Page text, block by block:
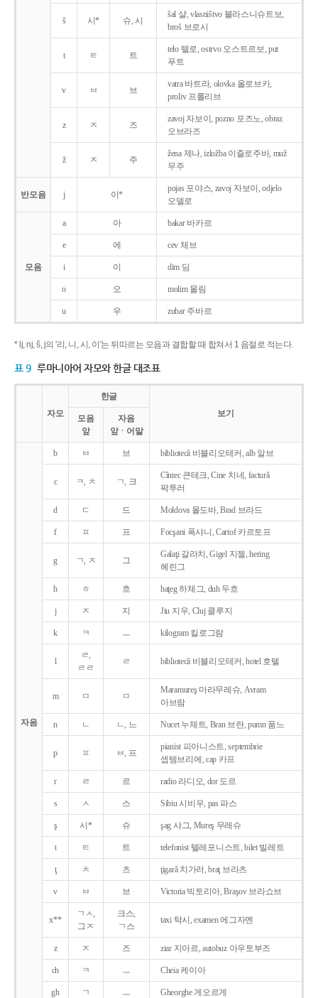
š 시* 슈, 시
šal 샬, vlasništvo 블라스니슈트보,
broš 브로시
t ㅌ 트
telo 텔로, ostrvo 오스트르보, put
푸트
v ㅂ 브
vatra 바트라, olovka 올로브카,
proliv 프롤리브
z ㅈ 즈
zavoj 자보이, pozno 포즈노, obraz
오브라즈
ž ㅈ 주
žena 제나, izložba 이즐로주바, muž
무주
반모음 j 이*
pojas 포야스, zavoj 자보이, odjelo
오델로
모음
a 아 bakar 바카르
e 에 cev 체브
i 이 dim 딤
o 오 molim 몰림
u 우 zubar 주바르
* lj, nj, š, j의 '리, 니, 시, 이'는 뒤따르는 모음과 결합할 때 합쳐서 1 음절로 적는다.
표 9 루마니아어 자모와 한글 대조표
자모
한글
보기
모음
앞
자음
앞ㆍ어말
자음
b ㅂ 브 bibliotecǎ 비블리오테커, alb 알브
c ㅋ, ㅊ ㄱ, 크
Cîntec 큰테크, Cine 치네, facturǎ
팍투러
d ㄷ 드 Moldova 몰도바, Brad 브라드
f ㅍ 프 Focşani 폭샤니, Cartof 카르토프
g ㄱ, ㅈ 그
Galaţi 갈라치, Gigel 지젤, hering
헤린그
h ㅎ 흐 haţeg 하체그, duh 두흐
j ㅈ 지 Jiu 지우, Cluj 클루지
k ㅋ ㅡ kilogram 킬로그람
l
ㄹ,
ㄹㄹ
ㄹ bibliotecǎ 비블리오테커, hotel 호텔
m ㅁ ㅁ
Maramureş 마라무레슈, Avram
아브람
n ㄴ ㄴ, 느 Nucet 누체트, Bran 브란, pumn 품느
p ㅍ ㅂ, 프
pianist 피아니스트, septembrie
셉템브리에, cap 카프
r ㄹ 르 radio 라디오, dor 도르
s ㅅ 스 Sibiu 시비우, pas 파스
ş 시* 슈 şag 샤그, Mureş 무레슈
t ㅌ 트 telefonist 텔레포니스트, bilet 빌레트
ţ ㅊ 츠 ţigarǎ 치가러, braţ 브라츠
v ㅂ 브 Victoria 빅토리아, Braşov 브라쇼브
x**
ㄱㅅ,
그ㅈ
크스,
ㄱ스
taxi 탁시, examen 에그자멘
z ㅈ 즈 ziar 지아르, autobuz 아우토부즈
ch ㅋ ㅡ Cheia 케이아
gh ㄱ ㅡ Gheorghe 게오르게